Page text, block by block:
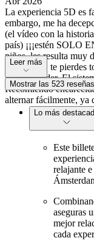
La experiencia 5D es
embargo, me ha
(el vídeo con la
país) ¡¡¡estén SOLO
niños, les resulta muy
importante, te pierdes
y comprender. El
Recomiendo
alternar fácilmente, ya
Leer más
Mostrar las 523 reseñas
Lo más
Este
relajante
aseguras
mejor
cada